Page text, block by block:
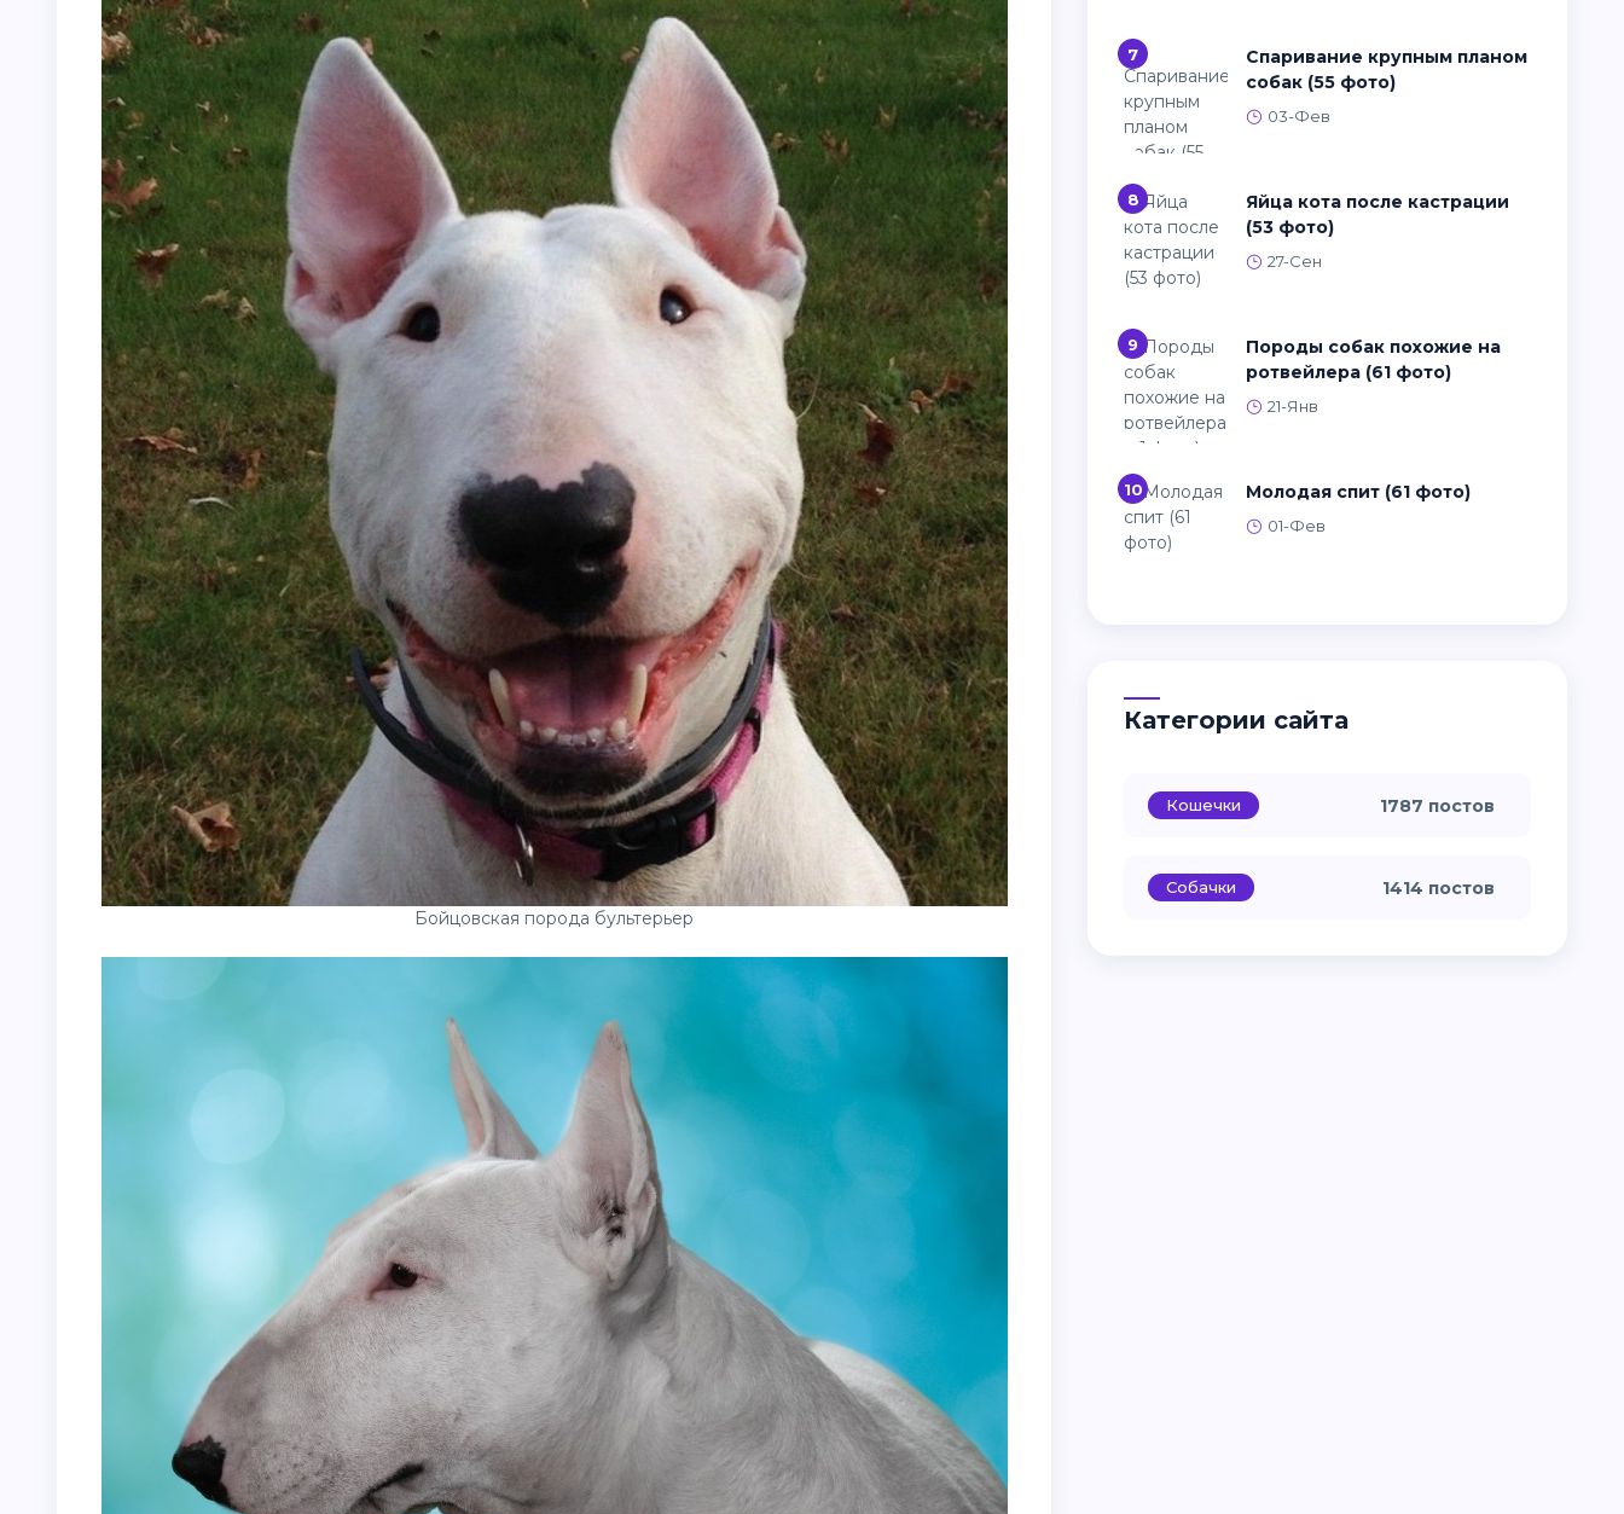
Бойцовская порода бультерьер
7
Спаривание крупным планом
собак (55 фото)
03-Фев
8
Яйца кота после кастрации
(53 фото)
27-Сен
9
Породы собак похожие на
ротвейлера (61 фото)
21-Янв
10 Молодая спит (61 фото)
01-Фев
Категории сайта
Кошечки 1787 постов
Собачки 1414 постов